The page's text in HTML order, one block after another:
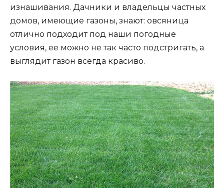
изнашивания. Дачники и владельцы частных
домов, имеющие газоны, знают: овсяница
отлично подходит под наши погодные
условия, ее можно не так часто подстригать, а
выглядит газон всегда красиво.